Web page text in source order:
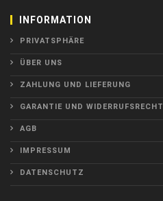
INFORMATION
PRIVATSPHÄRE
ÜBER UNS
ZAHLUNG UND LIEFERUNG
GARANTIE UND WIDERRUFSRECHT
AGB
IMPRESSUM
DATENSCHUTZ